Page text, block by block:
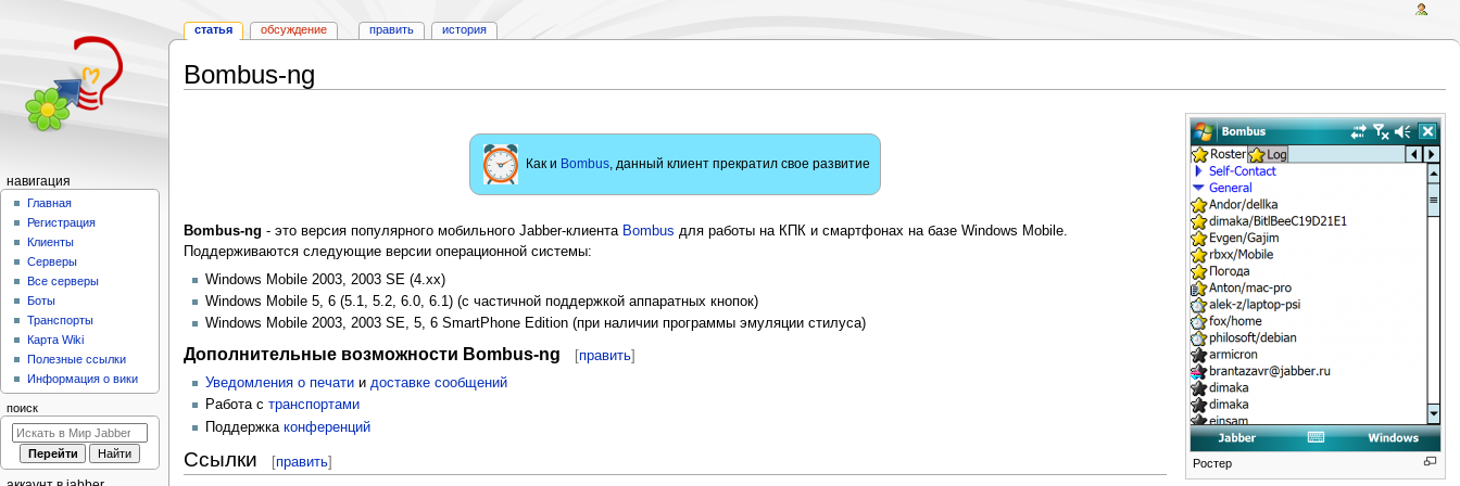
Bombus-ng
Ростер
Как и Bombus, данный клиент прекратил свое развитие
Bombus-ng - это версия популярного мобильного Jabber-клиента Bombus для работы на КПК и смартфонах на базе Windows Mobile.
Поддерживаются следующие версии операционной системы:
Windows Mobile 2003, 2003 SE (4.xx)
Windows Mobile 5, 6 (5.1, 5.2, 6.0, 6.1) (с частичной поддержкой аппаратных кнопок)
Windows Mobile 2003, 2003 SE, 5, 6 SmartPhone Edition (при наличии программы эмуляции стилуса)
Дополнительные возможности Bombus-ng [править]
Уведомления о печатии доставке сообщений
Работа с транспортами
Поддержка конференций
Ссылки [править]
Н
статья обсуждение править история
навигация
Главная
Регистрация
Клиенты
Серверы
Все серверы
Боты
Транспорты
Карта Wiki
Полезные ссылки
Информация о вики
поиск